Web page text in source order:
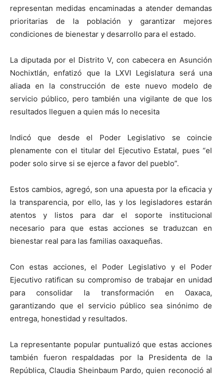
representan medidas encaminadas a atender demandas
prioritarias de la población y garantizar mejores
condiciones de bienestar y desarrollo para el estado.
La diputada por el Distrito V, con cabecera en Asunción
Nochixtlán, enfatizó que la LXVI Legislatura será una
aliada en la construcción de este nuevo modelo de
servicio público, pero también una vigilante de que los
resultados lleguen a quien más lo necesita
Indicó que desde el Poder Legislativo se coincie
plenamente con el titular del Ejecutivo Estatal, pues “el
poder solo sirve si se ejerce a favor del pueblo”.
Estos cambios, agregó, son una apuesta por la eficacia y
la transparencia, por ello, las y los legisladores estarán
atentos y listos para dar el soporte institucional
necesario para que estas acciones se traduzcan en
bienestar real para las familias oaxaqueñas.
Con estas acciones, el Poder Legislativo y el Poder
Ejecutivo ratifican su compromiso de trabajar en unidad
para consolidar la transformación en Oaxaca,
garantizando que el servicio público sea sinónimo de
entrega, honestidad y resultados.
La representante popular puntualizó que estas acciones
también fueron respaldadas por la Presidenta de la
República, Claudia Sheinbaum Pardo, quien reconoció al